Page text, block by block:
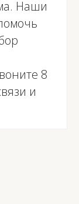
Наши
8
и